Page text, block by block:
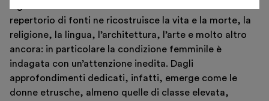
repertorio di fonti ne ricostruisce la vita e la morte, la
religione, la lingua, l’architettura, l’arte e molto altro
ancora: in particolare la condizione femminile è
indagata con un’attenzione inedita. Dagli
approfondimenti dedicati, infatti, emerge come le
donne etrusche, almeno quelle di classe elevata,